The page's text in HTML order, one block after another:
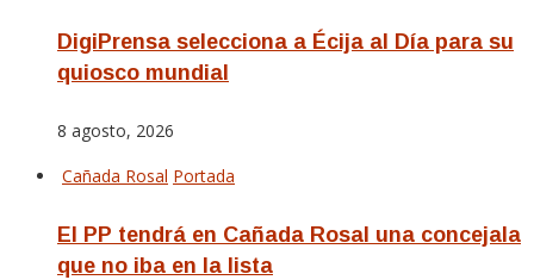
DigiPrensa selecciona a Écija al Día para su
quiosco mundial
8 agosto, 2026
Cañada Rosal Portada
El PP tendrá en Cañada Rosal una concejala
que no iba en la lista